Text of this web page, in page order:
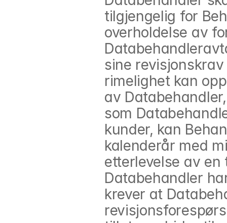
tilgjengelig for
overholdelse av
sine
rimelighet kan
av
som
kunder, kan
kalenderår med
etterlevelse av
Databehandler
krever at